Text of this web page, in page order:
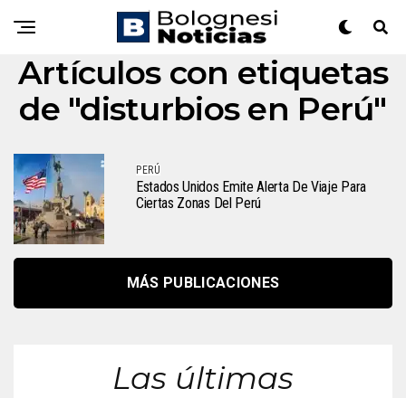
Artículos con etiquetas
de "disturbios en Perú"
PERÚ
Estados Unidos Emite Alerta De Viaje Para
Ciertas Zonas Del Perú
MÁS PUBLICACIONES
Las últimas